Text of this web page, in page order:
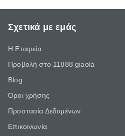
Σχετικά με εμάς
Η Εταιρεία
Προβολή στο 11888 giaola
Blog
Όροι χρήσης
Προστασία Δεδομένων
Επικοινωνία